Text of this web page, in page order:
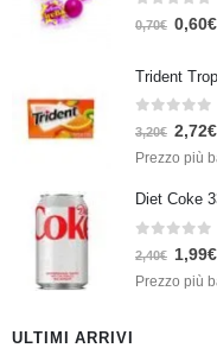
Su 5
0,70€ 0,60€
Trident
Su 5
3,20€ 2,72€
Prezzo più
Diet Coke
Su 5
2,40€ 1,99€
Prezzo più
ULTIMI ARRIVI